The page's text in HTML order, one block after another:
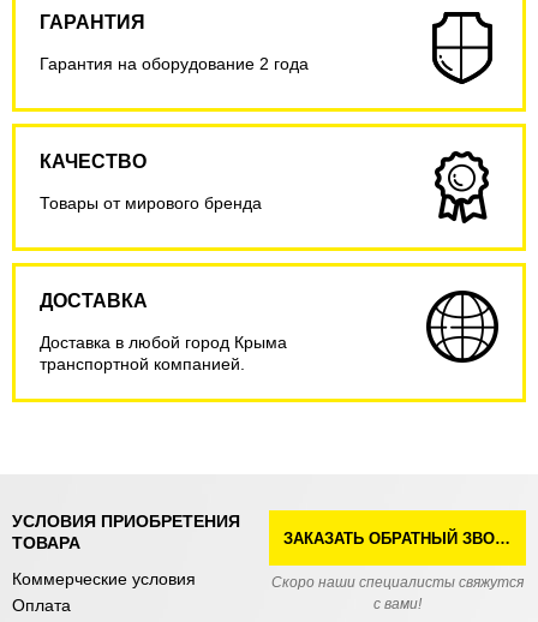
ГАРАНТИЯ
Гарантия на оборудование 2 года
КАЧЕСТВО
Товары от мирового бренда
ДОСТАВКА
Доставка в любой город Крыма
транспортной компанией.
УСЛОВИЯ ПРИОБРЕТЕНИЯ
ТОВАРА
Коммерческие условия
Оплата
ЗАКАЗАТЬ ОБРАТНЫЙ ЗВОНОК
Скоро наши специалисты свяжутся
с вами!